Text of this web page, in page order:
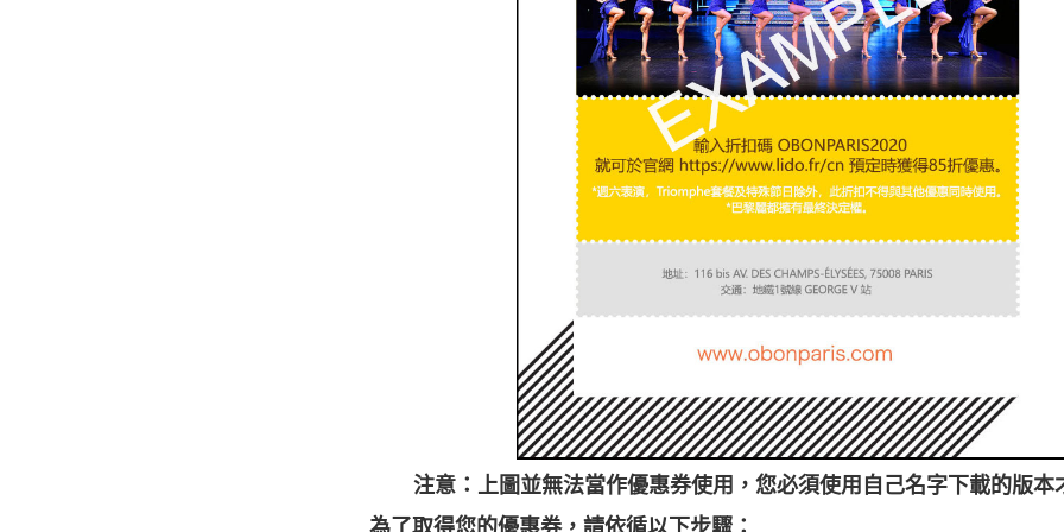
注意：上圖並無法當作優惠券使用，您必須使用自己名字下載的版本